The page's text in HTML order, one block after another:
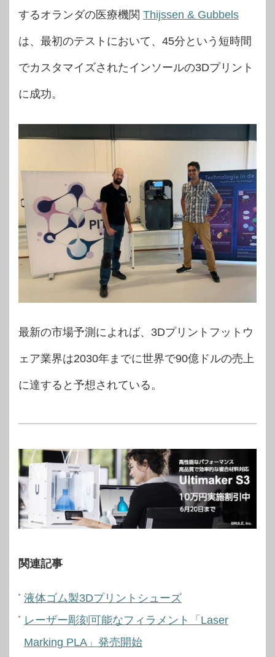
するオランダの医療機関 Thijssen & Gubbels
は、最初のテストにおいて、45分という短時間
でカスタマイズされたインソールの3Dプリント
に成功。
最新の市場予測によれば、3Dプリントフットウ
ェア業界は2030年までに世界で90億ドルの売上
に達すると予想されている。
関連記事
液体ゴム製3Dプリントシューズ
レーザー彫刻可能なフィラメント「Laser
Marking PLA」発売開始